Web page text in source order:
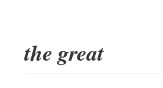
the great